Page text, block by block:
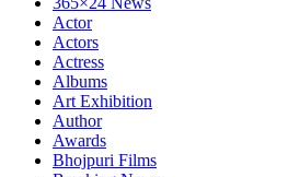
Actor
Actors
Actress
Albums
Art Exhibition
Author
Awards
Bhojpuri Films